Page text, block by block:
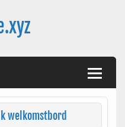
welkomstbord